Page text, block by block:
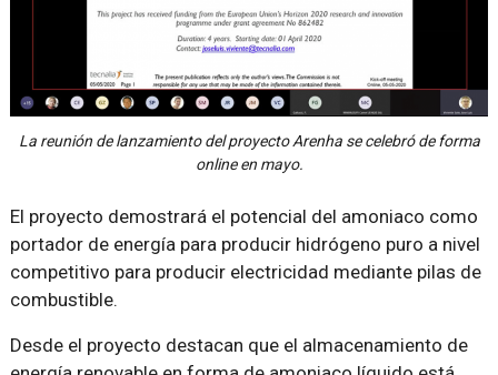
La reunión de lanzamiento del proyecto Arenha se celebró de forma
online en mayo.
El proyecto demostrará el potencial del amoniaco como
portador de energía para producir hidrógeno puro a nivel
competitivo para producir electricidad mediante pilas de
combustible.
Desde el proyecto destacan que el almacenamiento de